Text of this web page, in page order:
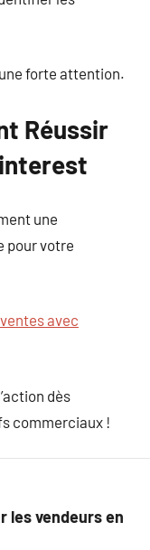
forte attention.
Réussir
une
pour votre
avec
dès
commerciaux !
les vendeurs en